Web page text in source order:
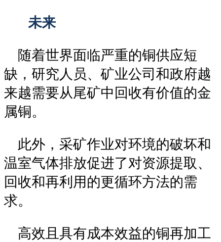
未来
随着世界面临严重的铜供应短
缺，研究人员、矿业公司和政府越
来越需要从尾矿中回收有价值的金
属铜。
此外，采矿作业对环境的破坏和
温室气体排放促进了对资源提取、
回收和再利用的更循环方法的需
求。
高效且具有成本效益的铜再加工